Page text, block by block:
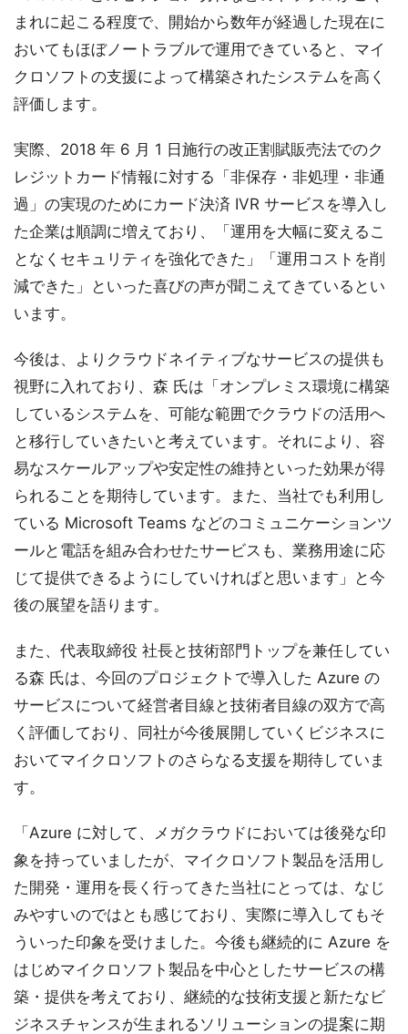
まれに起こる程度で、開始から数年が経過した現在に
おいてもほぼノートラブルで運用できていると、マイ
クロソフトの支援によって構築されたシステムを高く
評価します。
実際、2018 年 6 月 1 日施行の改正割賦販売法でのク
レジットカード情報に対する「非保存・非処理・非通
過」の実現のためにカード決済 IVR サービスを導入し
た企業は順調に増えており、「運用を大幅に変えるこ
となくセキュリティを強化できた」「運用コストを削
減できた」といった喜びの声が聞こえてきているとい
います。
今後は、よりクラウドネイティブなサービスの提供も
視野に入れており、森 氏は「オンプレミス環境に構築
しているシステムを、可能な範囲でクラウドの活用へ
と移行していきたいと考えています。それにより、容
易なスケールアップや安定性の維持といった効果が得
られることを期待しています。また、当社でも利用し
ている Microsoft Teams などのコミュニケーションツ
ールと電話を組み合わせたサービスも、業務用途に応
じて提供できるようにしていければと思います」と今
後の展望を語ります。
また、代表取締役 社長と技術部門トップを兼任してい
る森 氏は、今回のプロジェクトで導入した Azure の
サービスについて経営者目線と技術者目線の双方で高
く評価しており、同社が今後展開していくビジネスに
おいてマイクロソフトのさらなる支援を期待していま
す。
「Azure に対して、メガクラウドにおいては後発な印
象を持っていましたが、マイクロソフト製品を活用し
た開発・運用を長く行ってきた当社にとっては、なじ
みやすいのではとも感じており、実際に導入してもそ
ういった印象を受けました。今後も継続的に Azure を
はじめマイクロソフト製品を中心としたサービスの構
築・提供を考えており、継続的な技術支援と新たなビ
ジネスチャンスが生まれるソリューションの提案に期